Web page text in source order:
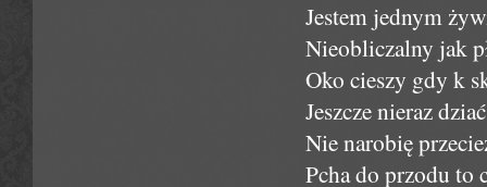
Jestem jednym
Nieobliczalny jak
Oko cieszy gdy k
Jeszcze nieraz
Nie narobię
Pcha do przodu to